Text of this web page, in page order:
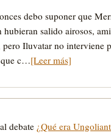
debo suponer que
hubieran salido airosos,
pero Iluvatar no
que c…[Leer más]
debate ¿Qué era